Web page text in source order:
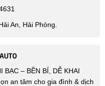
An, Hải Phòng.
BẠC – BỀN BỈ, DỄ KHAI
an tâm cho gia đình & dịch